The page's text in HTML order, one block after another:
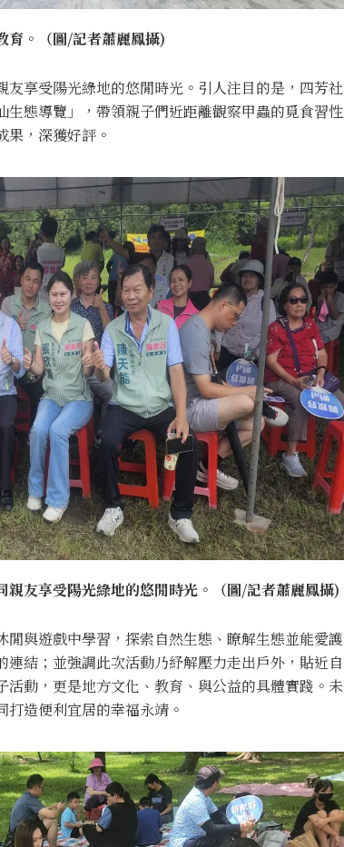
育。（圖/記者蕭麗鳳攝)
享受陽光綠地的悠閒時光。引人注目的是，四芳社
態導覽」，帶領親子們近距離觀察甲蟲的覓食習性
果，深獲好評。
友享受陽光綠地的悠閒時光。（圖/記者蕭麗鳳攝)
與遊戲中學習，探索自然生態、瞭解生態並能愛護
結；並強調此次活動乃紓解壓力走出戶外，貼近自
動，更是地方文化、教育、與公益的具體實踐。未
造便利宜居的幸福永靖。